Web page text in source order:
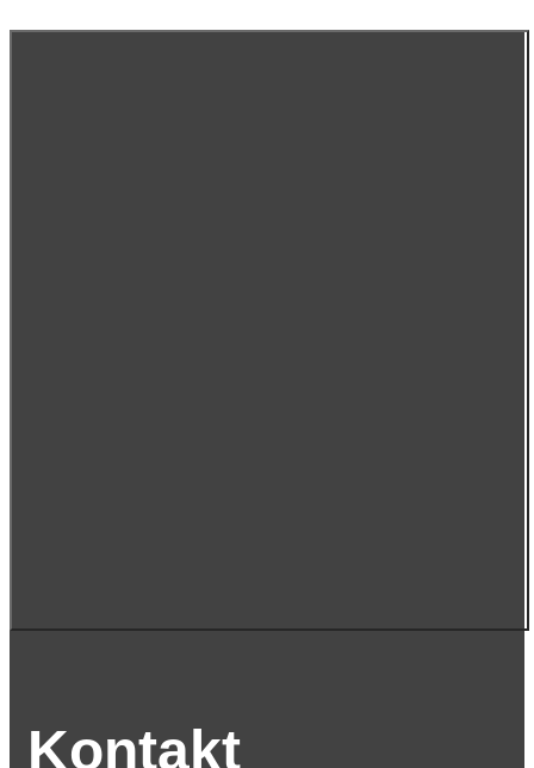
Kontakt